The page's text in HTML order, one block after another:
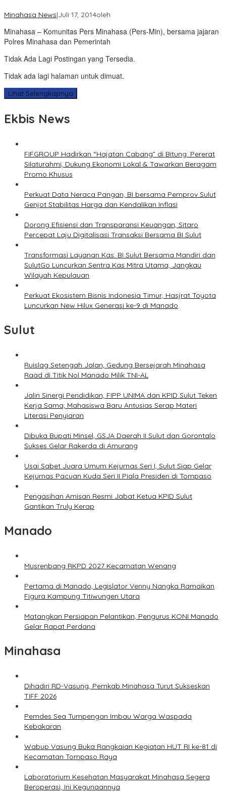
Minahasa News|Juli 17, 2014oleh
Minahasa – Komunitas Pers Minahasa (Pers-Min), bersama jajaran
Polres Minahasa dan Pemerintah
Tidak Ada Lagi Postingan yang Tersedia.
Tidak ada lagi halaman untuk dimuat.
Lihat Selengkapnya
Ekbis News
FIFGROUP Hadirkan “Hajatan Cabang” di Bitung: Pererat
Silaturahmi, Dukung Ekonomi Lokal & Tawarkan Beragam
Promo Khusus
Perkuat Data Neraca Pangan, BI bersama Pemprov Sulut
Genjot Stabilitas Harga dan Kendalikan Inflasi
Dorong Efisiensi dan Transparansi Keuangan, Sitaro
Percepat Laju Digitalisasi Transaksi Bersama BI Sulut
Transformasi Layanan Kas: BI Sulut Bersama Mandiri dan
SulutGo Luncurkan Sentra Kas Mitra Utama, Jangkau
Wilayah Kepulauan
Perkuat Ekosistem Bisnis Indonesia Timur, Hasjrat Toyota
Luncurkan New Hilux Generasi ke-9 di Manado
Sulut
Ruislag Setengah Jalan, Gedung Bersejarah Minahasa
Raad di Titik Nol Manado Milik TNI-AL
Jalin Sinergi Pendidikan, FIPP UNIMA dan KPID Sulut Teken
Kerja Sama; Mahasiswa Baru Antusias Serap Materi
Literasi Penyiaran
Dibuka Bupati Minsel, GSJA Daerah II Sulut dan Gorontalo
Sukses Gelar Rakerda di Amurang
Usai Sabet Juara Umum Kejurnas Seri I, Sulut Siap Gelar
Kejurnas Pacuan Kuda Seri II Piala Presiden di Tompaso
Pengasihan Amisan Resmi Jabat Ketua KPID Sulut
Gantikan Truly Kerap
Manado
Musrenbang RKPD 2027 Kecamatan Wenang
Pertama di Manado, Legislator Venny Nangka Ramaikan
Figura Kampung Titiwungen Utara
Matangkan Persiapan Pelantikan, Pengurus KONI Manado
Gelar Rapat Perdana
Minahasa
Dihadiri RD-Vasung, Pemkab Minahasa Turut Sukseskan
TIFF 2026
Pemdes Sea Tumpengan Imbau Warga Waspada
Kebakaran
Wabup Vasung Buka Rangkaian Kegiatan HUT RI ke-81 di
Kecamatan Tompaso Raya
Laboratorium Kesehatan Masyarakat Minahasa Segera
Beroperasi, Ini Kegunaannya